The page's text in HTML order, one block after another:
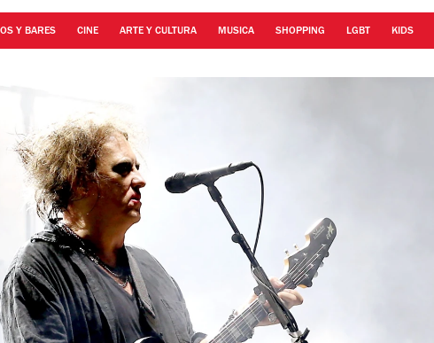
Y BARES CINE ARTE Y CULTURA MUSICA SHOPPING LGBT KIDS